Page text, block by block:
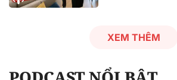
XEM THÊM